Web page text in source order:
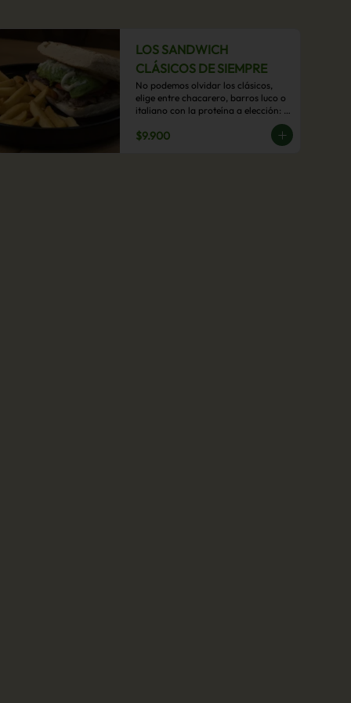
LOS SANDWICH
CLÁSICOS DE SIEMPRE
No podemos olvidar los clásicos,
elige entre chacarero, barros luco o
italiano con la proteína a elección:
mechada, pollo o hamburguesa con
acompañamiento de papas fritas.
$9.900